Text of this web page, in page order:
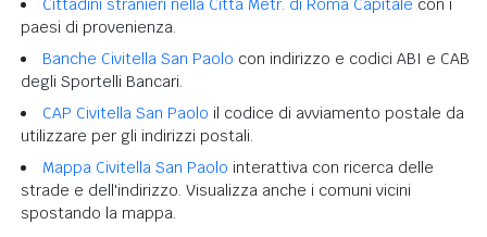
Cittadini stranieri nella Città Metr. di Roma Capitale con i
paesi di provenienza.
Banche Civitella San Paolo con indirizzo e codici ABI e CAB
degli Sportelli Bancari.
CAP Civitella San Paolo il codice di avviamento postale da
utilizzare per gli indirizzi postali.
Mappa Civitella San Paolo interattiva con ricerca delle
strade e dell'indirizzo. Visualizza anche i comuni vicini
spostando la mappa.